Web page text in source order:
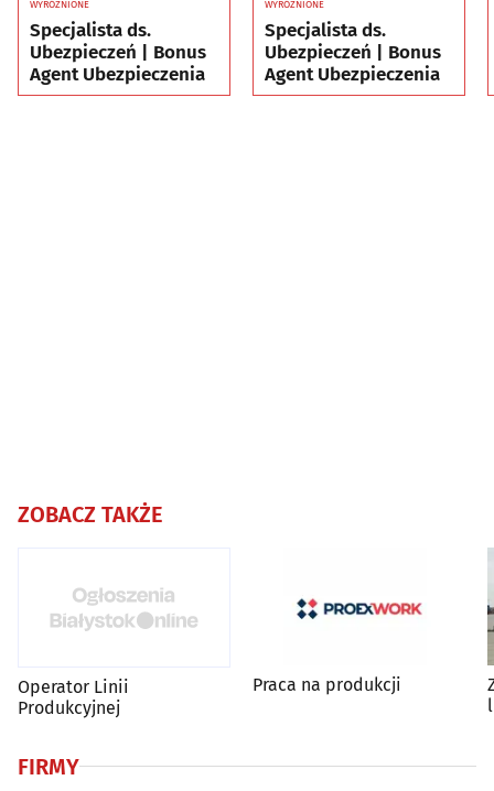
WYRÓŻNIONE
Specjalista ds.
Ubezpieczeń | Bonus
Agent Ubezpieczenia
WYRÓŻNIONE
Specjalista ds.
Ubezpieczeń | Bonus
Agent Ubezpieczenia
ZOBACZ TAKŻE
Operator Linii
Produkcyjnej
Praca na produkcji
FIRMY